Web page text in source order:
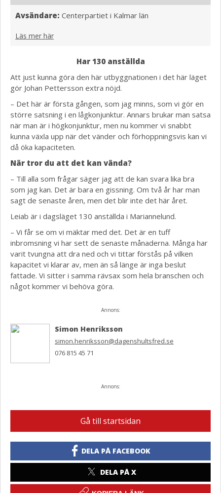
Avsändare: Centerpartiet i Kalmar län
Läs mer här
Har 130 anställda
Att just kunna göra den här utbyggnationen i det här läget
gör Johan Pettersson extra nöjd.
– Det här är första gången, som jag minns, som vi gör en
större satsning i en lågkonjunktur. Annars brukar man satsa
när man är i högkonjunktur, men nu kommer vi snabbt
kunna växla upp när det vänder och förhoppningsvis kan vi
då öka kapaciteten.
När tror du att det kan vända?
– Till alla som frågar säger jag att de kan svara lika bra
som jag kan. Det är bara en gissning. Om två år har man
sagt de senaste åren, men det blir inte det här året.
Leiab är i dagsläget 130 anställda i Mariannelund.
– Vi får se om vi mäktar med det. Det är en tuff
inbromsning vi har sett de senaste månaderna. Många har
varit tvungna att dra ned och vi tittar förstås på vilken
kapacitet vi klarar av, men än så länge är inga beslut
fattade. Vi sitter i samma rävsax som hela branschen och
något kommer vi behöva göra.
Annons:
Simon Henriksson
simon.henriksson@dagenshultsfred.se
076 815 45 71
Annons:
Gå till startsidan
DELA PÅ FACEBOOK
DELA PÅ X